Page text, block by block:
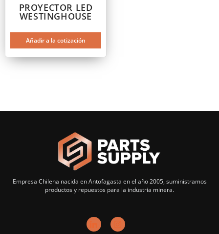
PROYECTOR LED
WESTINGHOUSE
Añadir a la cotización
Empresa Chilena nacida en Antofagasta en el año 2005, suministramos
productos y repuestos para la industria minera.